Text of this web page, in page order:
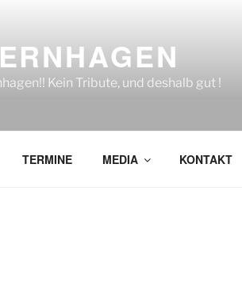
Kein Tribute, und deshalb gut !
TERMINE MEDIA KONTAKT